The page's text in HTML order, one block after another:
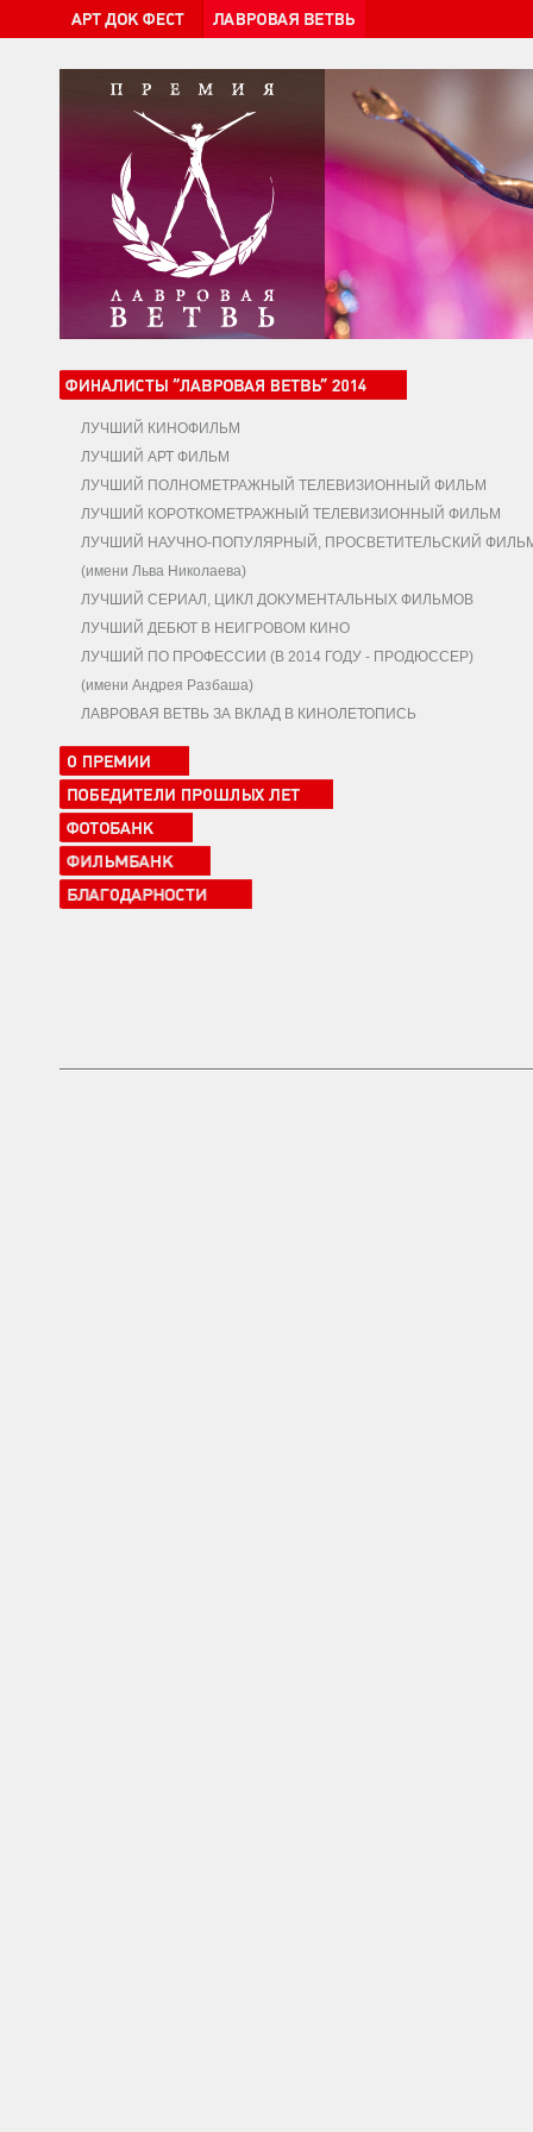
ЛУЧШИЙ КИНОФИЛЬМ
ЛУЧШИЙ АРТ ФИЛЬМ
ЛУЧШИЙ ПОЛНОМЕТРАЖНЫЙ ТЕЛЕВИЗИОННЫЙ ФИЛЬМ
ЛУЧШИЙ КОРОТКОМЕТРАЖНЫЙ ТЕЛЕВИЗИОННЫЙ ФИЛЬМ
ЛУЧШИЙ НАУЧНО-ПОПУЛЯРНЫЙ, ПРОСВЕТИТЕЛЬСКИЙ
(имени Льва Николаева)
ЛУЧШИЙ СЕРИАЛ, ЦИКЛ ДОКУМЕНТАЛЬНЫХ ФИЛЬМОВ
ЛУЧШИЙ ДЕБЮТ В НЕИГРОВОМ КИНО
ЛУЧШИЙ ПО ПРОФЕССИИ (В 2014 ГОДУ - ПРОДЮССЕР)
(имени Андрея Разбаша)
ЛАВРОВАЯ ВЕТВЬ ЗА ВКЛАД В КИНОЛЕТОПИСЬ